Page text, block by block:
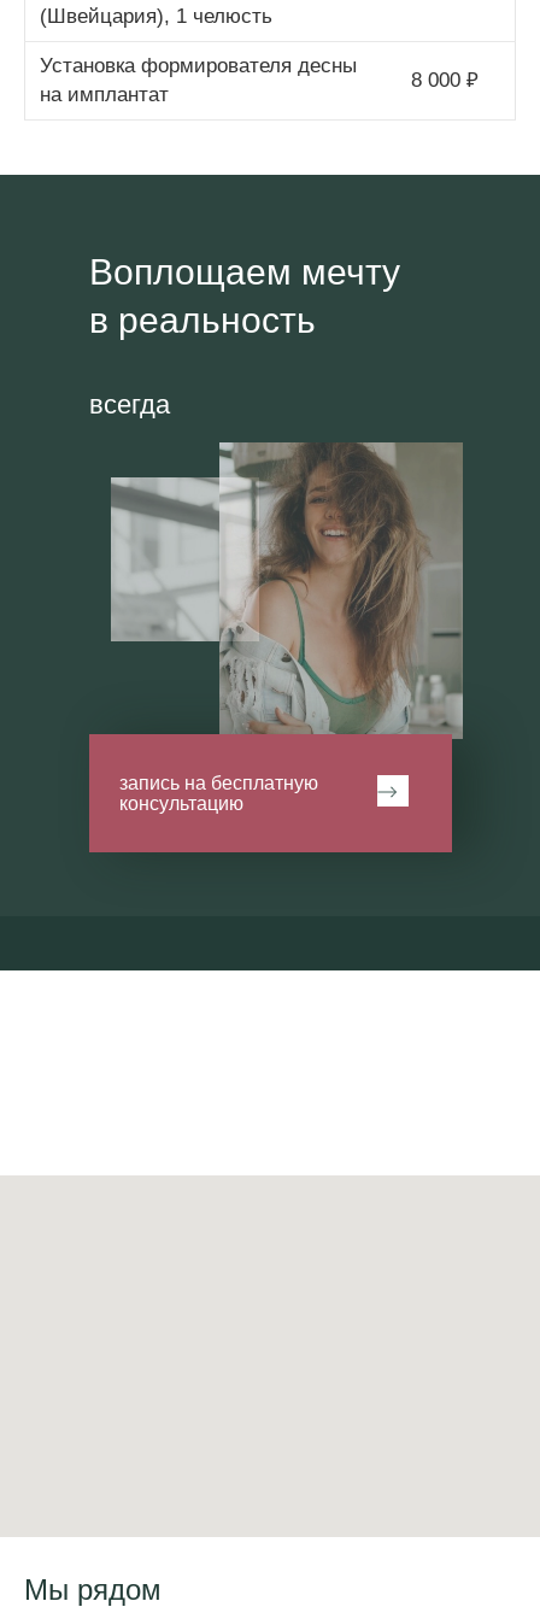
(Швейцария), 1 челюсть
Установка формирователя десны
на имплантат
8 000 ₽
Воплощаем мечту
в реальность
всегда
запись на бесплатную
консультацию
Мы рядом